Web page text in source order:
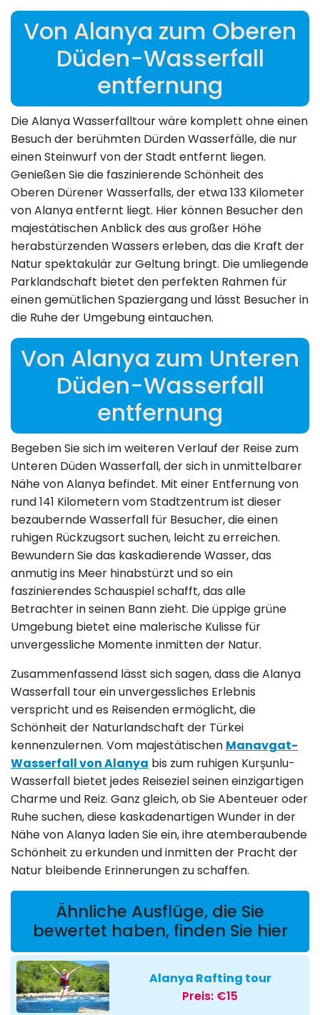
Von Alanya zum Oberen
Düden-Wasserfall
entfernung
Die Alanya Wasserfalltour wäre komplett ohne einen
Besuch der berühmten Dürden Wasserfälle, die nur
einen Steinwurf von der Stadt entfernt liegen.
Genießen Sie die faszinierende Schönheit des
Oberen Dürener Wasserfalls, der etwa 133 Kilometer
von Alanya entfernt liegt. Hier können Besucher den
majestätischen Anblick des aus großer Höhe
herabstürzenden Wassers erleben, das die Kraft der
Natur spektakulär zur Geltung bringt. Die umliegende
Parklandschaft bietet den perfekten Rahmen für
einen gemütlichen Spaziergang und lässt Besucher in
die Ruhe der Umgebung eintauchen.
Von Alanya zum Unteren
Düden-Wasserfall
entfernung
Begeben Sie sich im weiteren Verlauf der Reise zum
Unteren Düden Wasserfall, der sich in unmittelbarer
Nähe von Alanya befindet. Mit einer Entfernung von
rund 141 Kilometern vom Stadtzentrum ist dieser
bezaubernde Wasserfall für Besucher, die einen
ruhigen Rückzugsort suchen, leicht zu erreichen.
Bewundern Sie das kaskadierende Wasser, das
anmutig ins Meer hinabstürzt und so ein
faszinierendes Schauspiel schafft, das alle
Betrachter in seinen Bann zieht. Die üppige grüne
Umgebung bietet eine malerische Kulisse für
unvergessliche Momente inmitten der Natur.
Zusammenfassend lässt sich sagen, dass die Alanya
Wasserfall tour ein unvergessliches Erlebnis
verspricht und es Reisenden ermöglicht, die
Schönheit der Naturlandschaft der Türkei
kennenzulernen. Vom majestätischen Manavgat-
Wasserfall von Alanya bis zum ruhigen Kurşunlu-
Wasserfall bietet jedes Reiseziel seinen einzigartigen
Charme und Reiz. Ganz gleich, ob Sie Abenteuer oder
Ruhe suchen, diese kaskadenartigen Wunder in der
Nähe von Alanya laden Sie ein, ihre atemberaubende
Schönheit zu erkunden und inmitten der Pracht der
Natur bleibende Erinnerungen zu schaffen.
Ähnliche Ausflüge, die Sie
bewertet haben, finden Sie hier
Alanya Rafting tour
Preis: €15